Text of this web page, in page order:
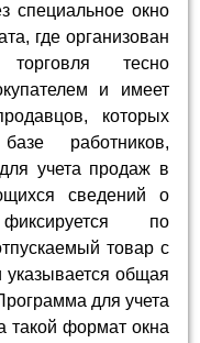
специальное окно
где организован
тесно
и имеет
которых
работников,
учета продаж в
сведений о
по
товар с
указывается общая
для учета
такой формат окна